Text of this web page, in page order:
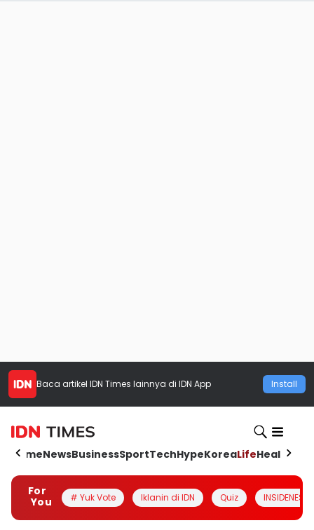
Baca artikel IDN Times lainnya di IDN App Install
HomeNewsBusinessSportTechHypeKoreaLifeHealth
For
You
# Yuk Vote Iklanin di IDN Quiz INSIDENESIA